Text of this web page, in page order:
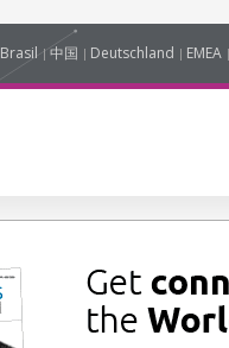
Brasil 中国 Deutschland EMEA